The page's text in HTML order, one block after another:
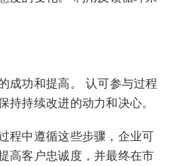
成功和提高。 认可参与过程
持持续改进的动力和决心。
程中遵循这些步骤，企业可
高客户忠诚度，并最终在市